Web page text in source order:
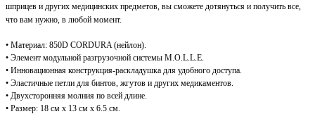
шприцев и других медицинских предметов, вы сможете дотянуться и получить все,
что вам нужно, в любой момент.
• Материал: 850D CORDURA (нейлон).
• Элемент модульной разгрузочной системы M.O.L.L.E.
• Инновационная конструкция-раскладушка для удобного доступа.
• Эластичные петли для бинтов, жгутов и других медикаментов.
• Двухсторонняя молния по всей длине.
• Размер: 18 см х 13 см x 6.5 см.